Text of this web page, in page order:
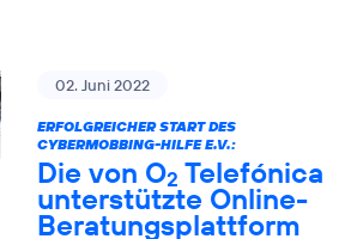
02. Juni 2022
ERFOLGREICHER START DES
CYBERMOBBING-HILFE E.V.:
Die von O2 Telefónica
unterstützte Online-
Beratungsplattform